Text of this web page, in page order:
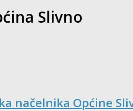
Slivno
načelnika Općine